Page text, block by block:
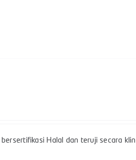
Halal dan teruji secara